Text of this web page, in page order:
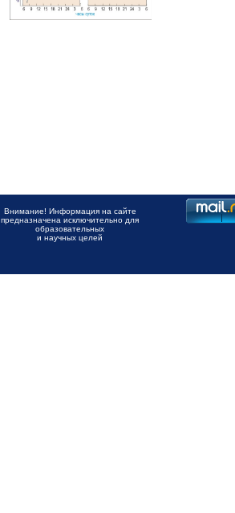
Внимание! Информация на сайте
предназначена исключительно для
образовательных
и научных целей